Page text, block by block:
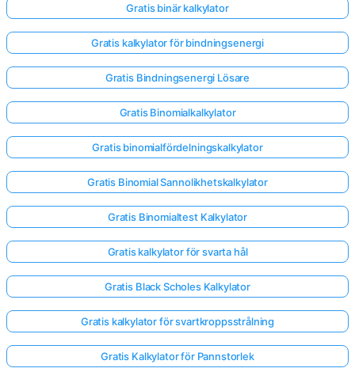
Gratis binär kalkylator
Gratis kalkylator för bindningsenergi
Gratis Bindningsenergi Lösare
Gratis Binomialkalkylator
Gratis binomialfördelningskalkylator
Gratis Binomial Sannolikhetskalkylator
Gratis Binomialtest Kalkylator
Gratis kalkylator för svarta hål
Gratis Black Scholes Kalkylator
Gratis kalkylator för svartkroppsstrålning
Gratis Kalkylator för Pannstorlek